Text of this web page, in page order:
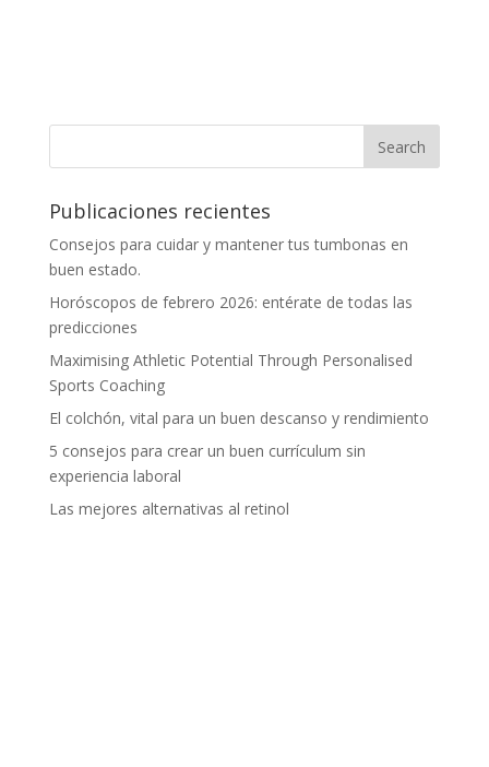
Publicaciones recientes
Consejos para cuidar y mantener tus tumbonas en
buen estado.
Horóscopos de febrero 2026: entérate de todas las
predicciones
Maximising Athletic Potential Through Personalised
Sports Coaching
El colchón, vital para un buen descanso y rendimiento
5 consejos para crear un buen currículum sin
experiencia laboral
Las mejores alternativas al retinol